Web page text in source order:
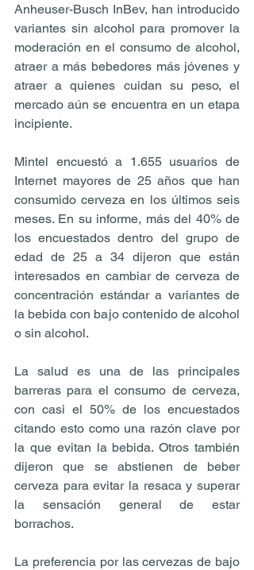
Anheuser-Busch InBev, han introducido
variantes sin alcohol para promover la
moderación en el consumo de alcohol,
atraer a más bebedores más jóvenes y
atraer a quienes cuidan su peso, el
mercado aún se encuentra en un etapa
incipiente.
Mintel encuestó a 1.655 usuarios de
Internet mayores de 25 años que han
consumido cerveza en los últimos seis
meses. En su informe, más del 40% de
los encuestados dentro del grupo de
edad de 25 a 34 dijeron que están
interesados en cambiar de cerveza de
concentración estándar a variantes de
la bebida con bajo contenido de alcohol
o sin alcohol.
La salud es una de las principales
barreras para el consumo de cerveza,
con casi el 50% de los encuestados
citando esto como una razón clave por
la que evitan la bebida. Otros también
dijeron que se abstienen de beber
cerveza para evitar la resaca y superar
la sensación general de estar
borrachos.
La preferencia por las cervezas de bajo